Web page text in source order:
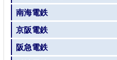
南海電鉄
京阪電鉄
阪急電鉄